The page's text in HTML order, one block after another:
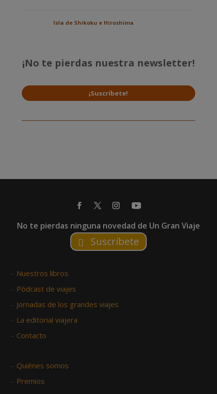
Isla de Shikoku e Hiroshima
¡No te pierdas nuestra newsletter!
¡Suscríbete!
No te pierdas ninguna novedad de Un Gran Viaje
Suscríbete
– Nuestros libros
– Pódcast de viajes
– Jornadas de los grandes viajes
– La editorial viajera
– Contacto
– Quiénes somos
– Premios